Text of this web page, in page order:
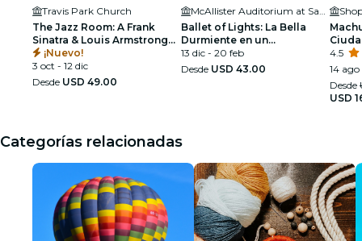
Travis Park Church
The Jazz Room: A Frank
Sinatra & Louis Armstrong
Tribute
¡Nuevo!
3 oct - 12 dic
Desde USD 49.00
Ballet of Lights: La Bella
Durmiente en un
Espectáculo Deslumbrante
13 dic - 20 feb
Desde USD 43.00
4.5
14 ago
Desde
USD
Categorías relacionadas